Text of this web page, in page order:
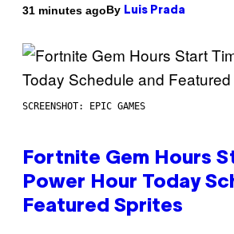
31 minutes agoBy Luis Prada
SCREENSHOT: EPIC GAMES
Fortnite Gem Hours
Power Hour Today
Featured Sprites